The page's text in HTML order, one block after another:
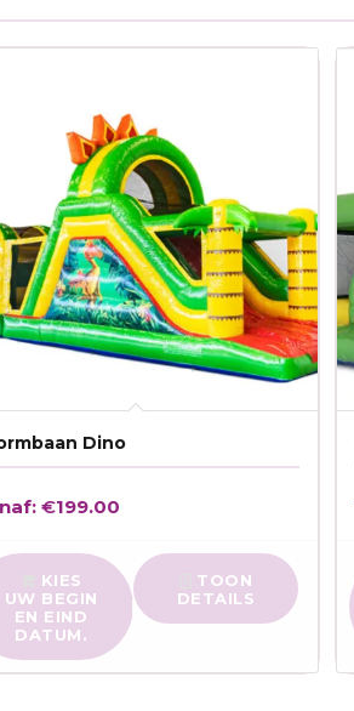
Dino
€199.00
KIES
UW BEGIN
EN EIND
DATUM.
TOON
DETAILS